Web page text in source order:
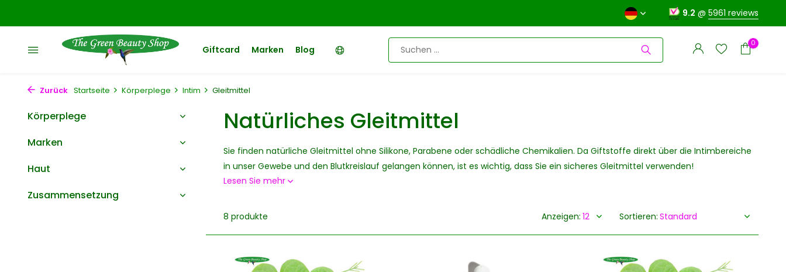
9.2 @ 5961 reviews
Giftcard Marken Blog
Benutzerkonto
anlegen
Benutzerkonto
anlegen
0
Zurück Startseite Körperplege Intim Gleitmittel
Körperplege
Marken
Haut
Zusammensetzung
Natürliches Gleitmittel
Sie finden natürliche Gleitmittel ohne Silikone, Parabene oder schädliche Chemikalien. Da Giftstoffe direkt über die Intimbereiche
in unser Gewebe und den Blutkreislauf gelangen können, ist es wichtig, dass Sie ein sicheres Gleitmittel verwenden!
Lesen Sie mehr
8 produkte Anzeigen: Sortieren: